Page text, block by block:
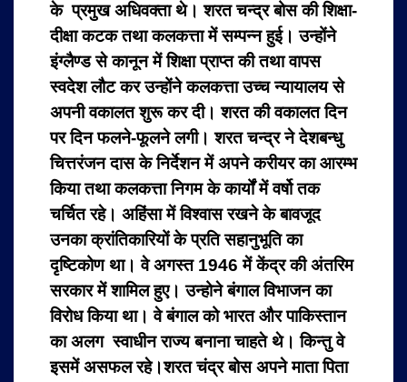
के प्रमुख अधिवक्ता थे। शरत चन्द्र बोस की शिक्षा-
दीक्षा कटक तथा कलकत्ता में सम्पन्न हुई। उन्होंने
इंग्लैण्ड से कानून में शिक्षा प्राप्त की तथा वापस
स्वदेश लौट कर उन्होंने कलकत्ता उच्च न्यायालय से
अपनी वकालत शुरू कर दी। शरत की वकालत दिन
पर दिन फलने-फूलने लगी। शरत चन्द्र ने देशबन्धु
चित्तरंजन दास के निर्देशन में अपने करीयर का आरम्भ
किया तथा कलकत्ता निगम के कार्यों में वर्षो तक
चर्चित रहे। अहिंसा में विश्वास रखने के बावजूद
उनका क्रांतिकारियों के प्रति सहानुभूति का
दृष्टिकोण था। वे अगस्त 1946 में केंद्र की अंतरिम
सरकार में शामिल हुए। उन्होने बंगाल विभाजन का
विरोध किया था। वे बंगाल को भारत और पाकिस्तान
का अलग स्वाधीन राज्य बनाना चाहते थे। किन्तु वे
इसमें असफल रहे।शरत चंद्र बोस अपने माता पिता